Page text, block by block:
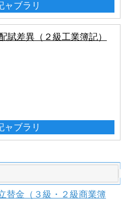
ャブラリ
賦差異（２級工業簿記）
ャブラリ
替金（３級・２級商業簿